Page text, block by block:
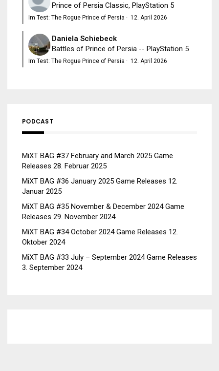
Prince of Persia Classic, PlayStation 5
Im Test: The Rogue Prince of Persia · 12. April 2026
Daniela Schiebeck
Battles of Prince of Persia -- PlayStation 5
Im Test: The Rogue Prince of Persia · 12. April 2026
PODCAST
MiXT BAG #37 February and March 2025 Game
Releases 28. Februar 2025
MiXT BAG #36 January 2025 Game Releases 12.
Januar 2025
MiXT BAG #35 November & December 2024 Game
Releases 29. November 2024
MiXT BAG #34 October 2024 Game Releases 12.
Oktober 2024
MiXT BAG #33 July – September 2024 Game Releases
3. September 2024